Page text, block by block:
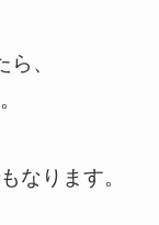
、
なります。